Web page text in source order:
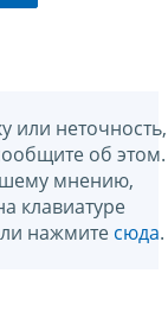
или неточность,
об этом.
мнению,
клавиатуре
нажмите сюда.